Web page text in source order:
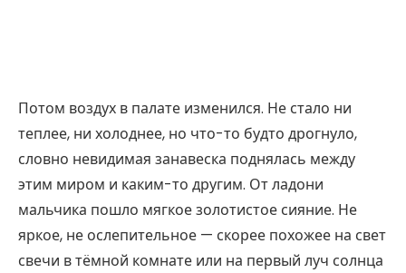
Потом воздух в палате изменился. Не стало ни
теплее, ни холоднее, но что-то будто дрогнуло,
словно невидимая занавеска поднялась между
этим миром и каким-то другим. От ладони
мальчика пошло мягкое золотистое сияние. Не
яркое, не ослепительное — скорее похожее на свет
свечи в тёмной комнате или на первый луч солнца